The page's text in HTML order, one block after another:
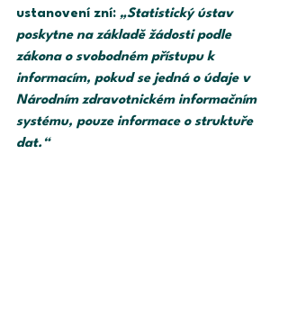
ustanovení zní: „Statistický ústav
poskytne na základě žádosti podle
zákona o svobodném přístupu k
informacím, pokud se jedná o údaje v
Národním zdravotnickém informačním
systému, pouze informace o struktuře
dat.“